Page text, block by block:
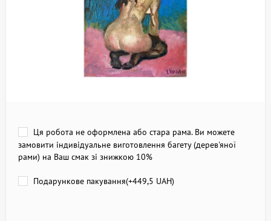
Ця робота не оформлена або стара рама. Ви можете
замовити індивідуальне виготовлення багету (дерев'яної
рами) на Ваш смак зі знижкою 10%
Подарункове пакування(+449,5 UAH)